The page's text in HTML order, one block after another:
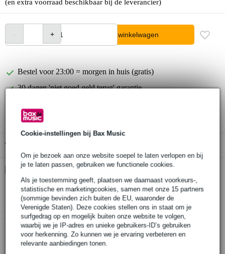
Cookie-instellingen bij Bax Music
Om je bezoek aan onze website soepel te laten verlopen en bij
je te laten passen, gebruiken we functionele cookies.
Als je toestemming geeft, plaatsen we daarnaast voorkeurs-,
statistische en marketingcookies, samen met onze 15 partners
(sommige bevinden zich buiten de EU, waaronder de
Verenigde Staten). Deze cookies stellen ons in staat om je
surfgedrag op en mogelijk buiten onze website te volgen,
waarbij we je IP-adres en unieke gebruikers-ID’s gebruiken
voor herkenning. Zo kunnen we je ervaring verbeteren en
relevante aanbiedingen tonen.
(en extra voorraad beschikbaar bij de leverancier)
In winkelwagen
Bestel voor 23:00 = morgen in huis (gratis)
30 dagen 'niet goed geld terug' garantie
Kies nu voor 2 jaar extra Bax Music garantie en meer
voordelen
€ 12,60 eenmalig
Productinformatie
Zoom R12
multi-track recorder